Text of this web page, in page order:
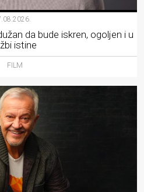
da bude iskren, ogoljen i u
istine
FILM